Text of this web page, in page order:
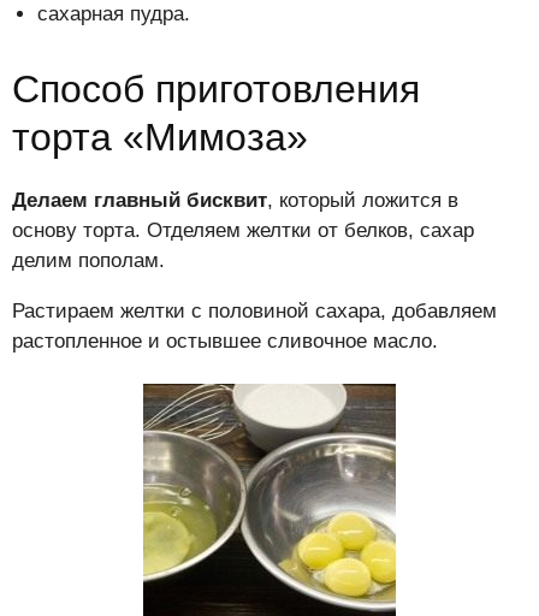
сахарная пудра.
Способ приготовления
торта «Мимоза»
Делаем главный бисквит, который ложится в
основу торта. Отделяем желтки от белков, сахар
делим пополам.
Растираем желтки с половиной сахара, добавляем
растопленное и остывшее сливочное масло.